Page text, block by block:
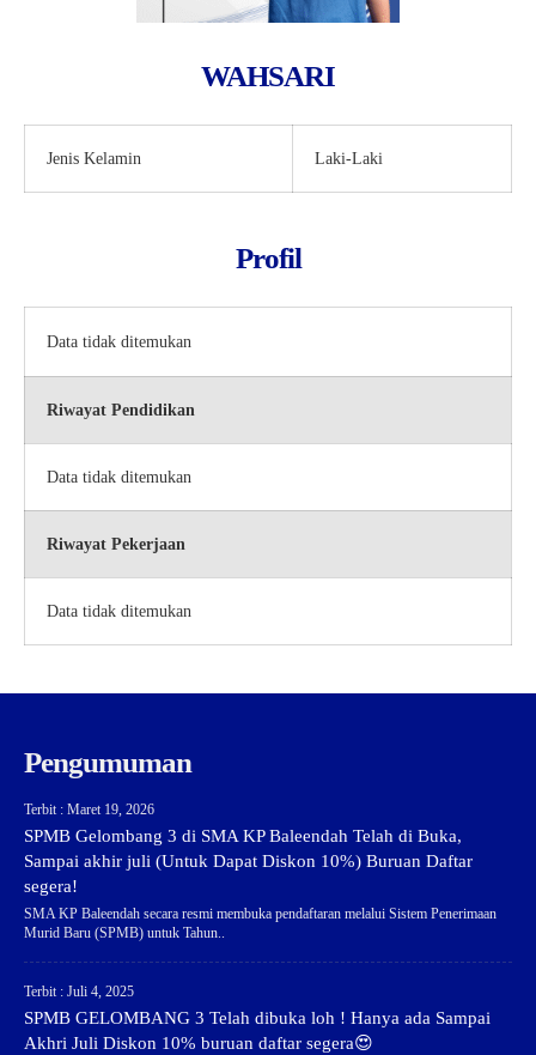
WAHSARI
Jenis Kelamin Laki-Laki
Profil
Data tidak ditemukan
Riwayat Pendidikan
Data tidak ditemukan
Riwayat Pekerjaan
Data tidak ditemukan
Pengumuman
Terbit : Maret 19, 2026
SPMB Gelombang 3 di SMA KP Baleendah Telah di Buka,
Sampai akhir juli (Untuk Dapat Diskon 10%) Buruan Daftar
segera!
SMA KP Baleendah secara resmi membuka pendaftaran melalui Sistem Penerimaan
Murid Baru (SPMB) untuk Tahun..
Terbit : Juli 4, 2025
SPMB GELOMBANG 3 Telah dibuka loh ! Hanya ada Sampai
Akhri Juli Diskon 10% buruan daftar segera😍